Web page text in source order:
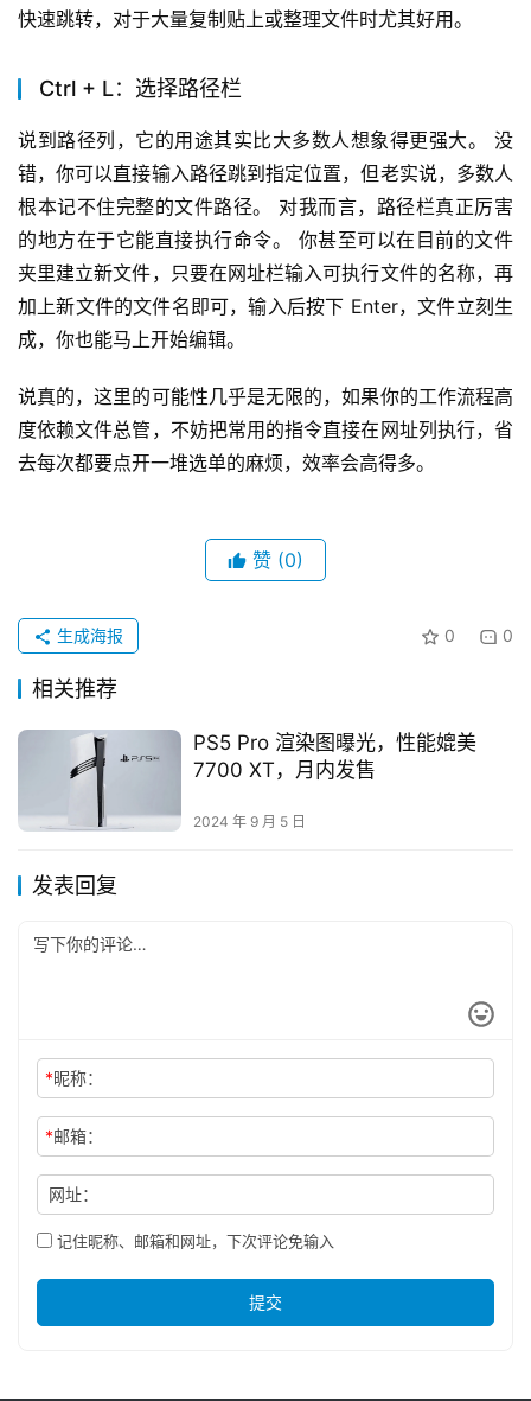
快速跳转，对于大量复制贴上或整理文件时尤其好用。
Ctrl + L：选择路径栏
说到路径列，它的用途其实比大多数人想象得更强大。 没
错，你可以直接输入路径跳到指定位置，但老实说，多数人
根本记不住完整的文件路径。 对我而言，路径栏真正厉害
的地方在于它能直接执行命令。 你甚至可以在目前的文件
夹里建立新文件，只要在网址栏输入可执行文件的名称，再
加上新文件的文件名即可，输入后按下 Enter，文件立刻生
成，你也能马上开始编辑。
说真的，这里的可能性几乎是无限的，如果你的工作流程高
度依赖文件总管，不妨把常用的指令直接在网址列执行，省
去每次都要点开一堆选单的麻烦，效率会高得多。
赞 (0)
0 0
生成海报
相关推荐
PS5 Pro 渲染图曝光，性能媲美
7700 XT，月内发售
2024 年 9 月 5 日
发表回复
*昵称：
*邮箱：
网址：
记住昵称、邮箱和网址，下次评论免输入
提交